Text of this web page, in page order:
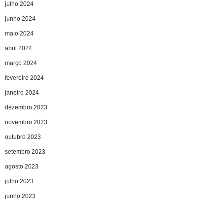
julho 2024
junho 2024
maio 2024
abril 2024
março 2024
fevereiro 2024
janeiro 2024
dezembro 2023
novembro 2023
outubro 2023
setembro 2023
agosto 2023
julho 2023
junho 2023